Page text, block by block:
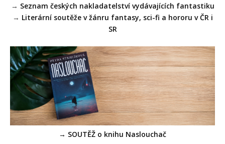
→ Seznam českých nakladatelství vydávajících fantastiku
→ Literární soutěže v žánru fantasy, sci-fi a hororu v ČR i
SR
→ SOUTĚŽ o knihu Naslouchač